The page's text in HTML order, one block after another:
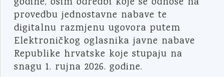
provedbu jednostavne nabave te
digitalnu razmjenu ugovora putem
Elektroničkog oglasnika javne nabave
Republike hrvatske koje stupaju na
snagu 1. rujna 2026. godine.